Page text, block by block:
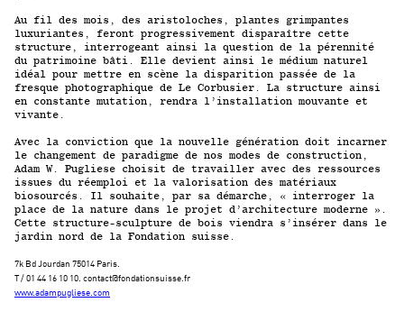
Au fil des mois, des aristoloches, plantes grimpantes
luxuriantes, feront progressivement disparaître cette
structure, interrogeant ainsi la question de la pérennité
du patrimoine bâti. Elle devient ainsi le médium naturel
idéal pour mettre en scène la disparition passée de la
fresque photographique de Le Corbusier. La structure ainsi
en constante mutation, rendra l’installation mouvante et
vivante.
Avec la conviction que la nouvelle génération doit incarner
le changement de paradigme de nos modes de construction,
Adam W. Pugliese choisit de travailler avec des ressources
issues du réemploi et la valorisation des matériaux
biosourcés. Il souhaite, par sa démarche, « interroger la
place de la nature dans le projet d’architecture moderne ».
Cette structure-sculpture de bois viendra s’insérer dans le
jardin nord de la Fondation suisse.
7k Bd Jourdan 75014 Paris.
T / 01 44 16 10 10. contact@fondationsuisse.fr
www.adampugliese.com